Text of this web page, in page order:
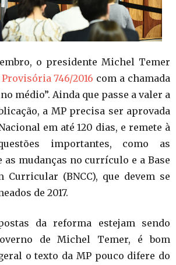
o presidente Michel Temer
746/2016 com a chamada
médio”. Ainda que passe a valer a
a MP precisa ser aprovada
em até 120 dias, e remete à
importantes, como as
as mudanças no currículo e a Base
Curricular (BNCC), que devem se
de 2017.
da reforma estejam sendo
de Michel Temer, é bom
o texto da MP pouco difere do